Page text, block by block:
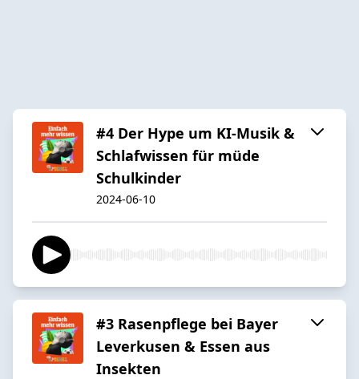
#4 Der Hype um KI-Musik &
Schlafwissen für müde
Schulkinder
2024-06-10
#3 Rasenpflege bei Bayer
Leverkusen & Essen aus
Insekten